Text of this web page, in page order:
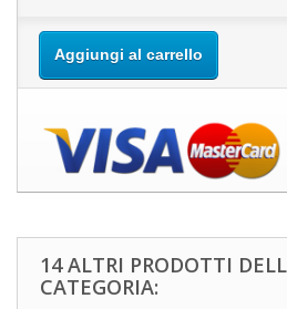
Aggiungi al carrello
14 ALTRI PRODOTTI
CATEGORIA: